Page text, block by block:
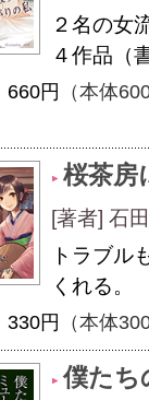
２名の女
４作品（
660円
（本体
桜茶房
[著者] 石
トラブル
くれる。
330円 （本体
僕たち